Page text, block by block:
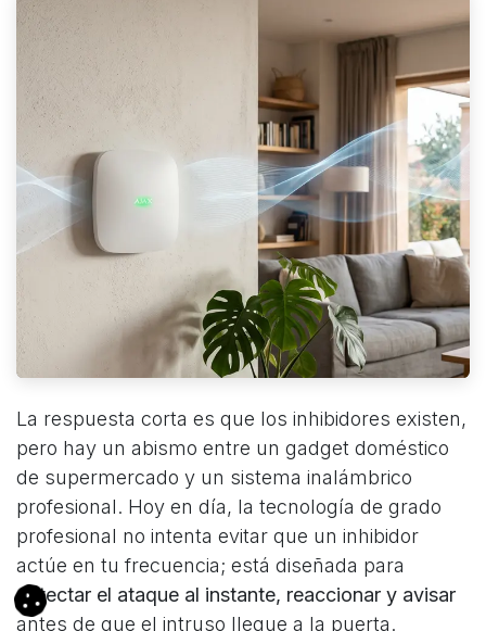
La respuesta corta es que los inhibidores existen,
pero hay un abismo entre un gadget doméstico
de supermercado y un sistema inalámbrico
profesional. Hoy en día, la tecnología de grado
profesional no intenta evitar que un inhibidor
actúe en tu frecuencia; está diseñada para
detectar el ataque al instante, reaccionar y avisar
antes de que el intruso llegue a la puerta.